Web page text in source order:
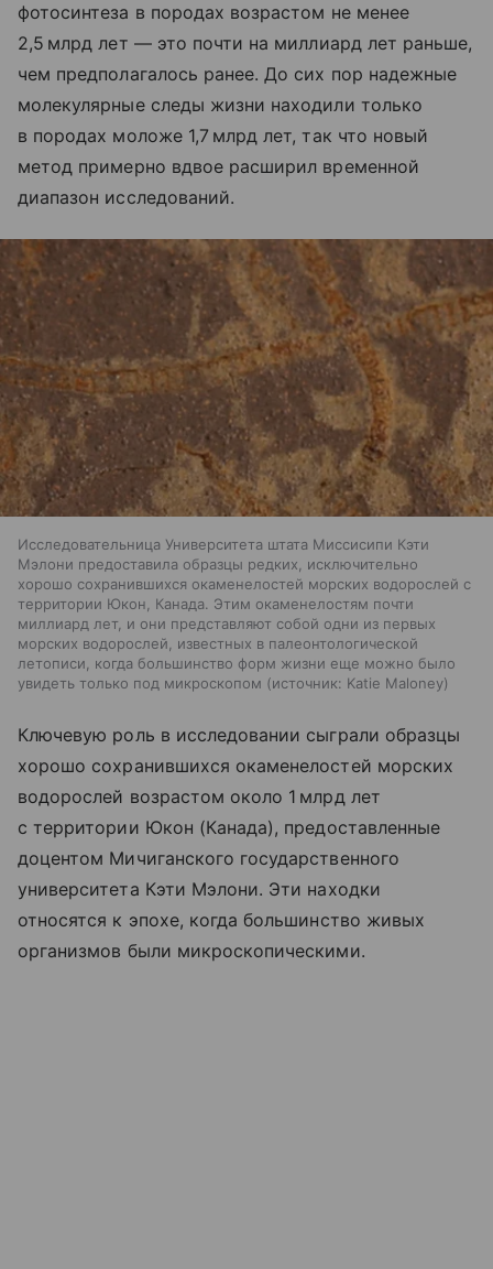
фотосинтеза в породах возрастом не менее
2,5 млрд лет — это почти на миллиард лет раньше,
чем предполагалось ранее. До сих пор надежные
молекулярные следы жизни находили только
в породах моложе 1,7 млрд лет, так что новый
метод примерно вдвое расширил временной
диапазон исследований.
Исследовательница Университета штата Миссисипи Кэти
Мэлони предоставила образцы редких, исключительно
хорошо сохранившихся окаменелостей морских водорослей с
территории Юкон, Канада. Этим окаменелостям почти
миллиард лет, и они представляют собой одни из первых
морских водорослей, известных в палеонтологической
летописи, когда большинство форм жизни еще можно было
увидеть только под микроскопом
источник: Katie Maloney
Ключевую роль в исследовании сыграли образцы
хорошо сохранившихся окаменелостей морских
водорослей возрастом около 1 млрд лет
с территории Юкон (Канада), предоставленные
доцентом Мичиганского государственного
университета Кэти Мэлони. Эти находки
относятся к эпохе, когда большинство живых
организмов были микроскопическими.